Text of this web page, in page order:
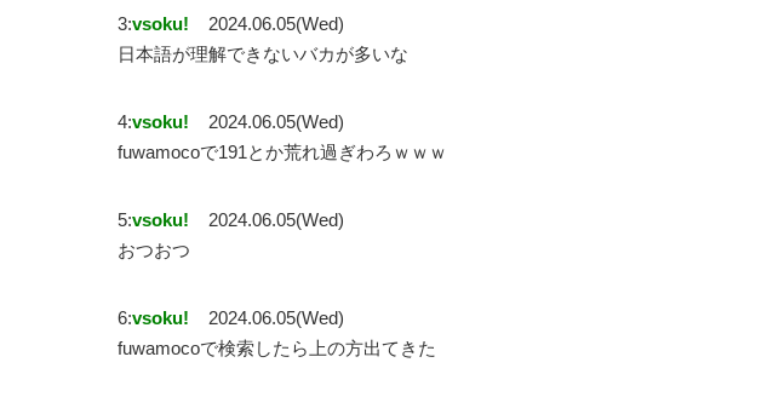
3:vsoku!
2024.06.05(Wed)
日本語が理解できないバカが多いな
4:vsoku!
2024.06.05(Wed)
fuwamocoで191とか荒れ過ぎわろｗｗｗ
5:vsoku!
2024.06.05(Wed)
おつおつ
6:vsoku!
2024.06.05(Wed)
fuwamocoで検索したら上の方出てきた